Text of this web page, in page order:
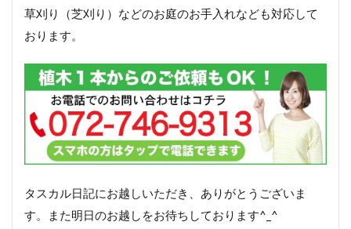
草刈り（芝刈り）などのお庭のお手入れなども対応して
おります。
タスカル日記にお越しいただき、ありがとうございま
す。また明日のお越しをお待ちしております^_^